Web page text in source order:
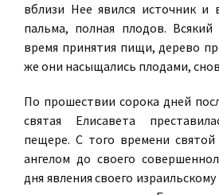
вблизи Нее явился источник и
пальма, полная плодов. Всякий
время принятия пищи, дерево
же они насыщались плодами,
По прошествии сорока дней
святая Елисавета
пещере. С того времени
ангелом до своего
дня явления своего